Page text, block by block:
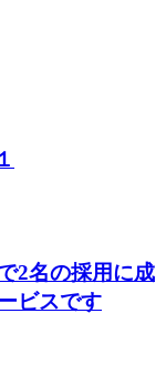
2名の採用に成
ビスです